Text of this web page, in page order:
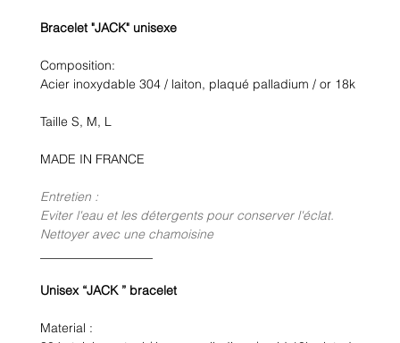
Bracelet "JACK" unisexe
Composition:
Acier inoxydable 304 / laiton, plaqué palladium / or 18k
Taille S, M, L
MADE IN FRANCE
Entretien :
Eviter l'eau et les détergents pour conserver l'éclat.
Nettoyer avec une chamoisine
Unisex “JACK ” bracelet
Material :